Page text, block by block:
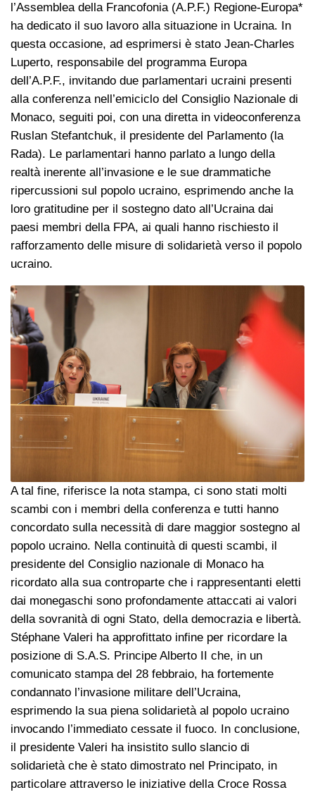
l’Assemblea della Francofonia (A.P.F.) Regione-Europa*
ha dedicato il suo lavoro alla situazione in Ucraina. In
questa occasione, ad esprimersi è stato Jean-Charles
Luperto, responsabile del programma Europa
dell’A.P.F., invitando due parlamentari ucraini presenti
alla conferenza nell’emiciclo del Consiglio Nazionale di
Monaco, seguiti poi, con una diretta in videoconferenza
Ruslan Stefantchuk, il presidente del Parlamento (la
Rada). Le parlamentari hanno parlato a lungo della
realtà inerente all’invasione e le sue drammatiche
ripercussioni sul popolo ucraino, esprimendo anche la
loro gratitudine per il sostegno dato all’Ucraina dai
paesi membri della FPA, ai quali hanno rischiesto il
rafforzamento delle misure di solidarietà verso il popolo
ucraino.
A tal fine, riferisce la nota stampa, ci sono stati molti
scambi con i membri della conferenza e tutti hanno
concordato sulla necessità di dare maggior sostegno al
popolo ucraino. Nella continuità di questi scambi, il
presidente del Consiglio nazionale di Monaco ha
ricordato alla sua controparte che i rappresentanti eletti
dai monegaschi sono profondamente attaccati ai valori
della sovranità di ogni Stato, della democrazia e libertà.
Stéphane Valeri ha approfittato infine per ricordare la
posizione di S.A.S. Principe Alberto II che, in un
comunicato stampa del 28 febbraio, ha fortemente
condannato l’invasione militare dell’Ucraina,
esprimendo la sua piena solidarietà al popolo ucraino
invocando l’immediato cessate il fuoco. In conclusione,
il presidente Valeri ha insistito sullo slancio di
solidarietà che è stato dimostrato nel Principato, in
particolare attraverso le iniziative della Croce Rossa